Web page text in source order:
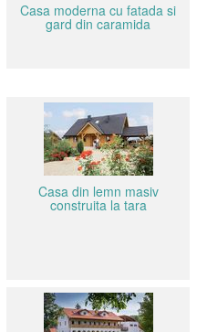
Casa moderna cu fatada si
gard din caramida
Casa din lemn masiv
construita la tara